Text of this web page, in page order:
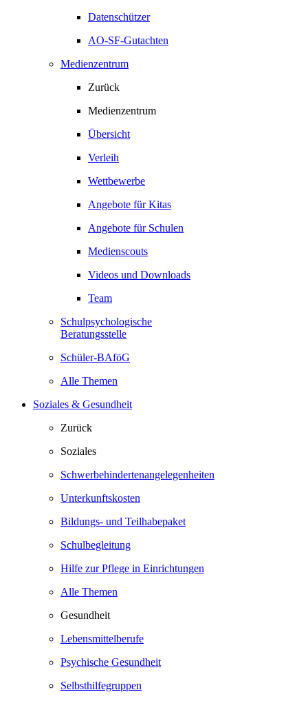
Datenschützer
AO-SF-Gutachten
Medienzentrum
Zurück
Medienzentrum
Übersicht
Verleih
Wettbewerbe
Angebote für Kitas
Angebote für Schulen
Medienscouts
Videos und Downloads
Team
Schulpsychologische
Beratungsstelle
Schüler-BAföG
Alle Themen
Soziales & Gesundheit
Zurück
Soziales
Schwerbehindertenangelegenheiten
Unterkunftskosten
Bildungs- und Teilhabepaket
Schulbegleitung
Hilfe zur Pflege in Einrichtungen
Alle Themen
Gesundheit
Lebensmittelberufe
Psychische Gesundheit
Selbsthilfegruppen